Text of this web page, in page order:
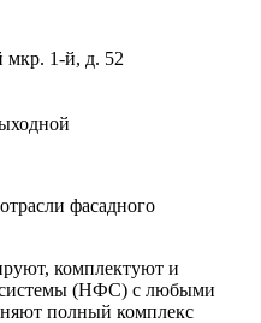
мкр. 1-й, д. 52
фасадного
комплектуют и
системы (НФС) с любыми
полный комплекс